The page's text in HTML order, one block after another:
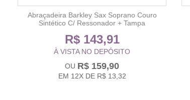
Abraçadeira Barkley Sax Soprano Couro
Sintético C/ Ressonador + Tampa
R$ 143,91
À VISTA NO DEPÓSITO
R$ 159,90
EM 12XDE R$ 13,32